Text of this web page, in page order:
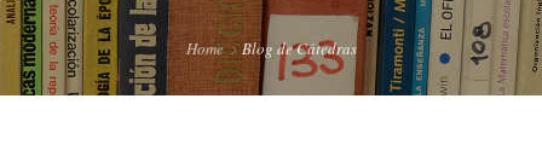
SIU-GUARANÍ Home Blog de Cátedras